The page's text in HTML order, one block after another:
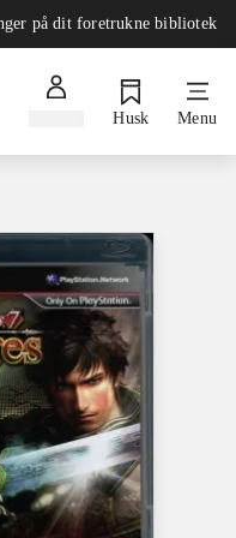
på dit foretrukne bibliotek
Husk Menu